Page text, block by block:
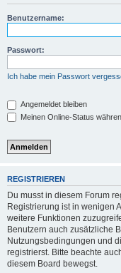
Benutzername:
Passwort:
Ich habe mein Passwort
Angemeldet bleiben
Meinen Online-Status
REGISTRIEREN
Du musst in diesem Forum
Registrierung ist in wenigen
weitere Funktionen
Benutzern auch zusätzliche
Nutzungsbedingungen und
registrierst. Bitte beachte
diesem Board bewegst.